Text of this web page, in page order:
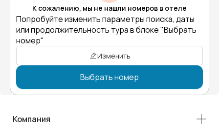
К сожалению, мы не нашли номеров в отеле
Попробуйте изменить параметры поиска, даты
или продолжительность тура в блоке "Выбрать
номер"
Изменить
Выбрать номер
Компания